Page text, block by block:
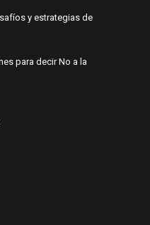
y estrategias de
para decir No a la